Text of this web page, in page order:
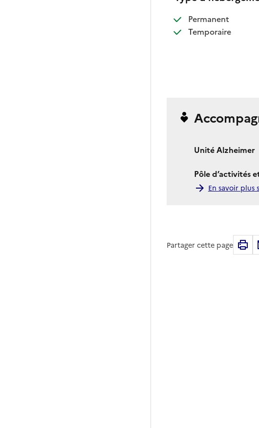
Permanent: disponible
Temporaire: disponible
Unité Alzheimer
Pôle d’activités
En savoir plus
Partager cette page